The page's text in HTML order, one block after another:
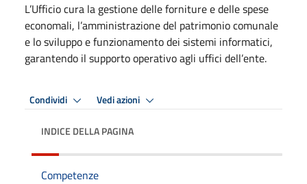
L’Ufficio cura la gestione delle forniture e delle spese
economali, l’amministrazione del patrimonio comunale
e lo sviluppo e funzionamento dei sistemi informatici,
garantendo il supporto operativo agli uffici dell’ente.
Condividi Vedi azioni
INDICE DELLA PAGINA
Competenze